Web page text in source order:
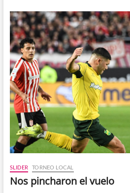
SLIDER TORNEO LOCAL
Nos pincharon el vuelo